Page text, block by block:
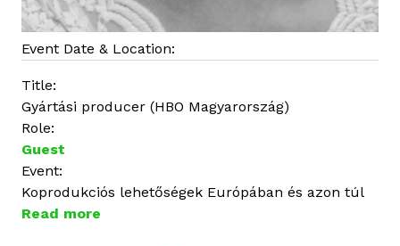
Event Date & Location:
Title:
Gyártási producer (HBO Magyarország)
Role:
Guest
Event:
Koprodukciós lehetőségek Európában és azon túl
Read more